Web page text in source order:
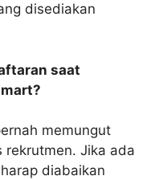
disediakan
saat
memungut
rekrutmen. Jika ada
diabaikan